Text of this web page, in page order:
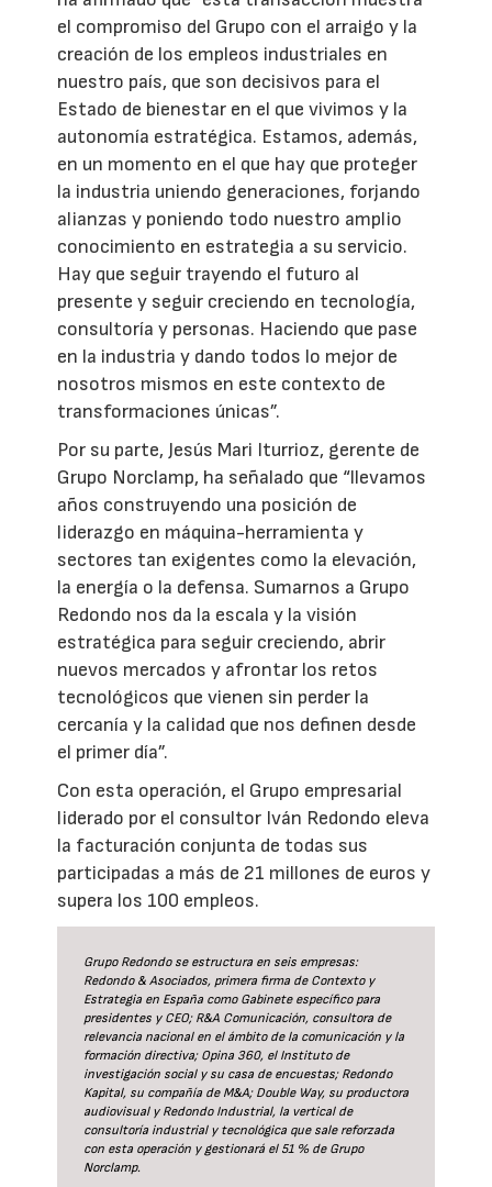
el compromiso del Grupo con el arraigo y la
creación de los empleos industriales en
nuestro país, que son decisivos para el
Estado de bienestar en el que vivimos y la
autonomía estratégica. Estamos, además,
en un momento en el que hay que proteger
la industria uniendo generaciones, forjando
alianzas y poniendo todo nuestro amplio
conocimiento en estrategia a su servicio.
Hay que seguir trayendo el futuro al
presente y seguir creciendo en tecnología,
consultoría y personas. Haciendo que pase
en la industria y dando todos lo mejor de
nosotros mismos en este contexto de
transformaciones únicas”.
Por su parte, Jesús Mari Iturrioz, gerente de
Grupo Norclamp, ha señalado que “llevamos
años construyendo una posición de
liderazgo en máquina-herramienta y
sectores tan exigentes como la elevación,
la energía o la defensa. Sumarnos a Grupo
Redondo nos da la escala y la visión
estratégica para seguir creciendo, abrir
nuevos mercados y afrontar los retos
tecnológicos que vienen sin perder la
cercanía y la calidad que nos definen desde
el primer día”.
Con esta operación, el Grupo empresarial
liderado por el consultor Iván Redondo eleva
la facturación conjunta de todas sus
participadas a más de 21 millones de euros y
supera los 100 empleos.
Grupo Redondo se estructura en seis empresas:
Redondo & Asociados, primera firma de Contexto y
Estrategia en España como Gabinete específico para
presidentes y CEO; R&A Comunicación, consultora de
relevancia nacional en el ámbito de la comunicación y la
formación directiva; Opina 360, el Instituto de
investigación social y su casa de encuestas; Redondo
Kapital, su compañía de M&A; Double Way, su productora
audiovisual y Redondo Industrial, la vertical de
consultoría industrial y tecnológica que sale reforzada
con esta operación y gestionará el 51 % de Grupo
Norclamp.